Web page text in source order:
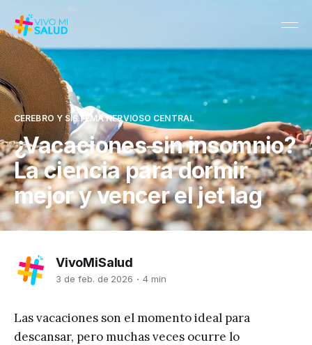
CEREBRO Y SISTEMA NERVIOSO CENTRAL
¿Vacaciones sin insomnio?
La ciencia para dormir
mejor y vencer el jet lag
VivoMiSalud
3 de feb. de 2026 4 min
Las vacaciones son el momento ideal para
descansar, pero muchas veces ocurre lo